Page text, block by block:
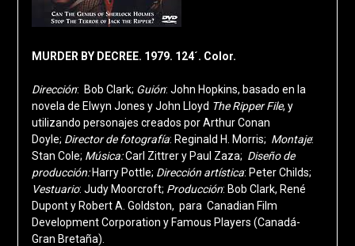
MURDER BY DECREE. 1979. 124´. Color.
Dirección: Bob Clark; Guión: John Hopkins, basado en la
novela de Elwyn Jones y John Lloyd The Ripper File, y
utilizando personajes creados por Arthur Conan
Doyle; Director de fotografía: Reginald H. Morris; Montaje:
Stan Cole; Música:Carl Zittrer y Paul Zaza; Diseño de
producción: Harry Pottle; Dirección artística: Peter Childs;
Vestuario: Judy Moorcroft; Producción: Bob Clark, René
Dupont y Robert A. Goldston, para Canadian Film
Development Corporation y Famous Players (Canadá-
Gran Bretaña).